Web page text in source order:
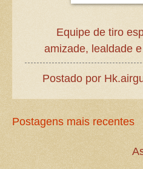
Equipe de tiro
amizade, lealdade
Postado por
Postagens mais recentes